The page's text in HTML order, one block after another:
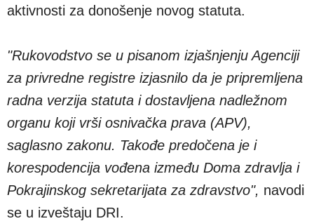
aktivnosti za donošenje novog statuta.
"Rukovodstvo se u pisanom izjašnjenju Agenciji
za privredne registre izjasnilo da je pripremljena
radna verzija statuta i dostavljena nadležnom
organu koji vrši osnivačka prava (APV),
saglasno zakonu. Takođe predočena je i
korespodencija vođena između Doma zdravlja i
Pokrajinskog sekretarijata za zdravstvo", navodi
se u izveštaju DRI.